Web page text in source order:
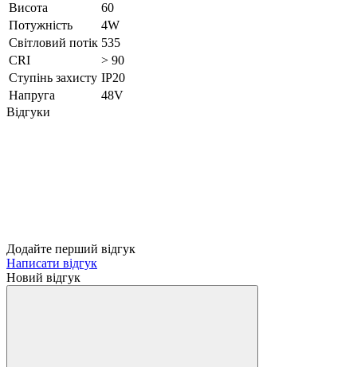
Висота
60
Потужність
4W
Світловий потік 535
CRI
> 90
Ступінь захисту IP20
Напруга
48V
Відгуки
Додайте перший відгук
Написати відгук
Новий відгук